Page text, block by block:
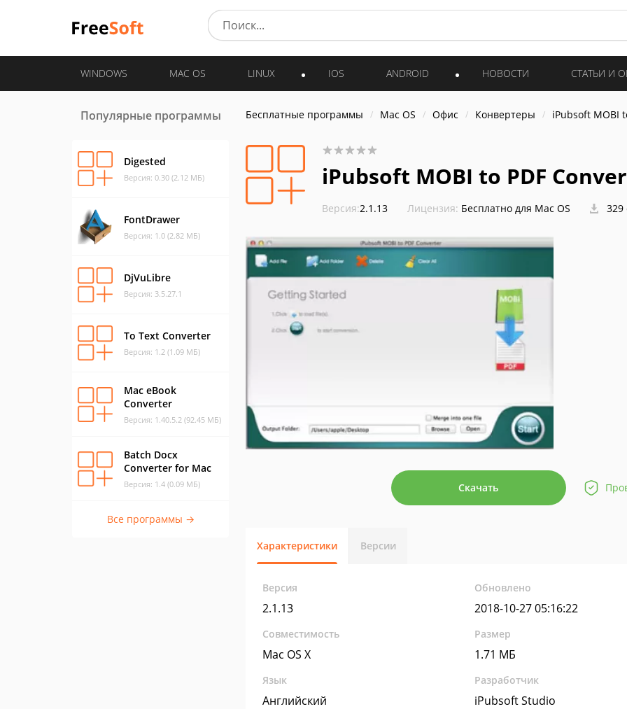
WINDOWS MAC OS LINUX IOS ANDROID НОВОСТИ СТАТЬИ И
Популярные программы
Digested
Версия: 0.30 (2.12 МБ)
FontDrawer
Версия: 1.0 (2.82 МБ)
DjVuLibre
Версия: 3.5.27.1
To Text Converter
Версия: 1.2 (1.09 МБ)
Mac eBook
Converter
Версия: 1.40.5.2 (92.45 МБ)
Batch Docx
Converter for Mac
Версия: 1.4 (0.09 МБ)
Все программы →
Бесплатные программы Mac OS Офис Конвертеры iPubsoft MOBI
iPubsoft MOBI to PDF
Версия:2.1.13 Лицензия: Бесплатно для Mac OS 329
Скачать
Характеристики Версии
Версия
2.1.13
Обновлено
2018-10-27 05:16:22
Совместимость
Mac OS X
Размер
1.71 МБ
Язык
Английский
Разработчик
iPubsoft Studio